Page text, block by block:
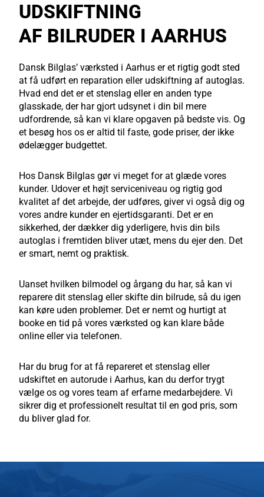
UDSKIFTNING
AF BILRUDER I AARHUS
Dansk Bilglas’ værksted i Aarhus er et rigtig godt sted
at få udført en reparation eller udskiftning af autoglas.
Hvad end det er et stenslag eller en anden type
glasskade, der har gjort udsynet i din bil mere
udfordrende, så kan vi klare opgaven på bedste vis. Og
et besøg hos os er altid til faste, gode priser, der ikke
ødelægger budgettet.
Hos Dansk Bilglas gør vi meget for at glæde vores
kunder. Udover et højt serviceniveau og rigtig god
kvalitet af det arbejde, der udføres, giver vi også dig og
vores andre kunder en ejertidsgaranti. Det er en
sikkerhed, der dækker dig yderligere, hvis din bils
autoglas i fremtiden bliver utæt, mens du ejer den. Det
er smart, nemt og praktisk.
Uanset hvilken bilmodel og årgang du har, så kan vi
reparere dit stenslag eller skifte din bilrude, så du igen
kan køre uden problemer. Det er nemt og hurtigt at
booke en tid på vores værksted og kan klare både
online eller via telefonen.
Har du brug for at få repareret et stenslag eller
udskiftet en autorude i Aarhus, kan du derfor trygt
vælge os og vores team af erfarne medarbejdere. Vi
sikrer dig et professionelt resultat til en god pris, som
du bliver glad for.